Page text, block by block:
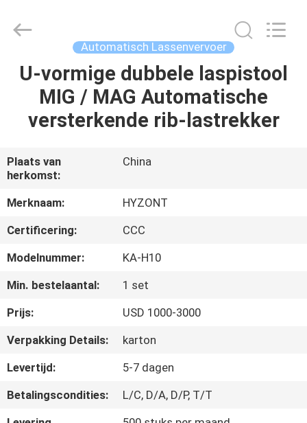
HUIS
PRODUCTEN
VIDEO'S
ONGEVEER
ONS
KWALITEITSCONTROLE
VERZOEK
CITAAT
Co.,Ltd..
Automatisch Lassenvervoer
U-vormige dubbele laspistool
MIG / MAG Automatische
versterkende rib-lastrekker
Plaats van
herkomst:
China
Merknaam:
HYZONT
Certificering:
CCC
Modelnummer:
KA-H10
Min. bestelaantal:
1 set
Prijs:
USD 1000-3000
Verpakking Details:
karton
Levertijd:
5-7 dagen
Betalingscondities:
L/C, D/A, D/P, T/T